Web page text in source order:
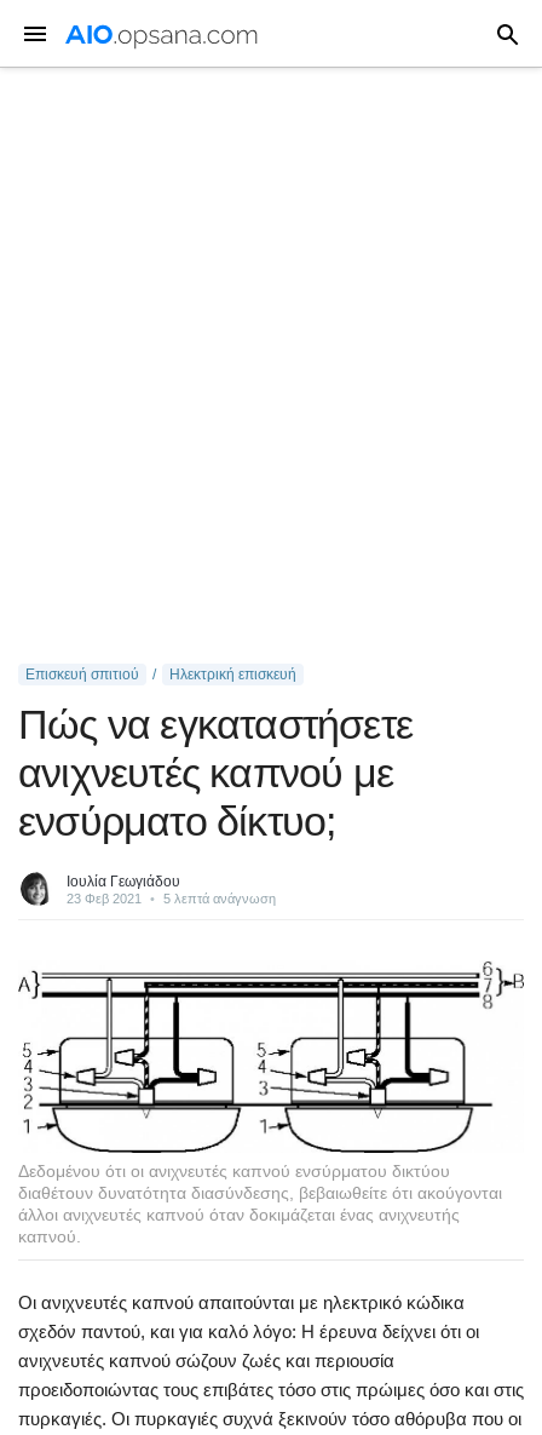
Επισκευή σπιτιού Ηλεκτρική επισκευή
Πώς να εγκαταστήσετε
ανιχνευτές καπνού με
ενσύρματο δίκτυο;
Ιουλία Γεωγιάδου
23 Φεβ 2021 • 5 λεπτά ανάγνωση
Δεδομένου ότι οι ανιχνευτές καπνού ενσύρματου δικτύου
διαθέτουν δυνατότητα διασύνδεσης, βεβαιωθείτε ότι ακούγονται
άλλοι ανιχνευτές καπνού όταν δοκιμάζεται ένας ανιχνευτής
καπνού.
Οι ανιχνευτές καπνού απαιτούνται με ηλεκτρικό κώδικα
σχεδόν παντού, και για καλό λόγο: Η έρευνα δείχνει ότι οι
ανιχνευτές καπνού σώζουν ζωές και περιουσία
προειδοποιώντας τους επιβάτες τόσο στις πρώιμες όσο και στις
πυρκαγιές. Οι πυρκαγιές συχνά ξεκινούν τόσο αθόρυβα που οι